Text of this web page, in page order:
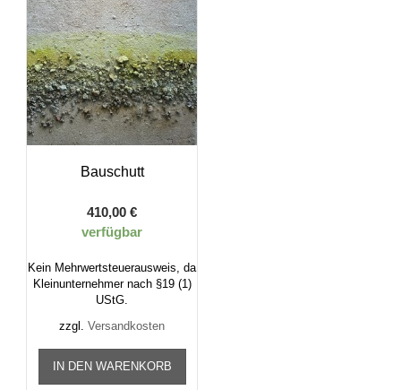
Bauschutt
410,00€
verfügbar
Kein Mehrwertsteuerausweis, da
Kleinunternehmer nach §19 (1)
UStG.
zzgl.Versandkosten
IN DEN WARENKORB